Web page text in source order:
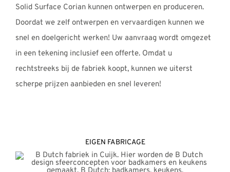
Solid Surface Corian kunnen ontwerpen en produceren.
Doordat we zelf ontwerpen en vervaardigen kunnen we
snel en doelgericht werken! Uw aanvraag wordt omgezet
in een tekening inclusief een offerte. Omdat u
rechtstreeks bij de fabriek koopt, kunnen we uiterst
scherpe prijzen aanbieden en snel leveren!
EIGEN FABRICAGE